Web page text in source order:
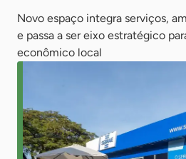
Novo espaço integra serviços,
e passa a ser eixo estratégico
econômico local